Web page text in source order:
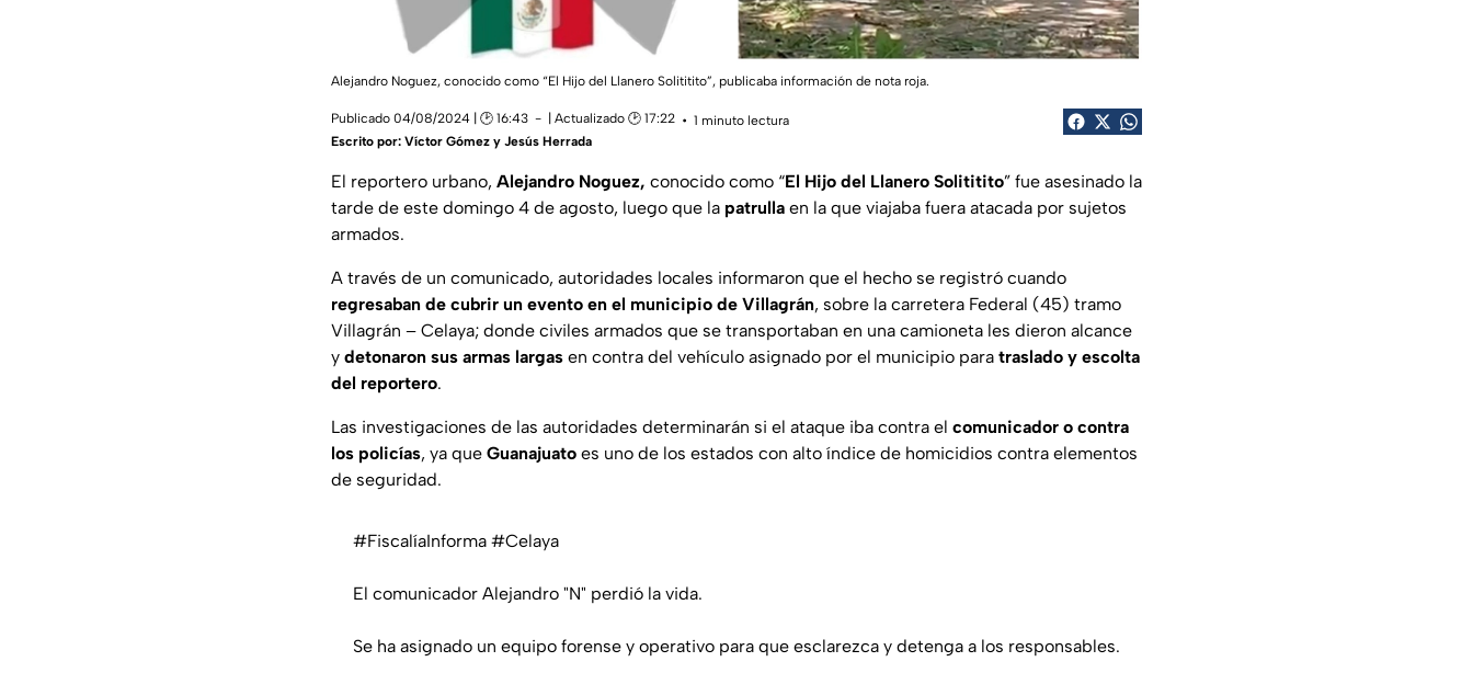
Alejandro Noguez, conocido como “El Hijo del Llanero Solititito”, publicaba información de nota roja.
Publicado 04/08/2024 | 🕑 16:43 | Actualizado 🕑 17:22
1 minuto lectura
Escrito por: Víctor Gómez y Jesús Herrada
El reportero urbano, Alejandro Noguez, conocido como “El Hijo del Llanero Solititito” fue asesinado la
tarde de este domingo 4 de agosto, luego que la patrulla en la que viajaba fuera atacada por sujetos
armados.
A través de un comunicado, autoridades locales informaron que el hecho se registró cuando
regresaban de cubrir un evento en el municipio de Villagrán, sobre la carretera Federal (45) tramo
Villagrán – Celaya; donde civiles armados que se transportaban en una camioneta les dieron alcance
y detonaron sus armas largas en contra del vehículo asignado por el municipio para traslado y escolta
del reportero.
Las investigaciones de las autoridades determinarán si el ataque iba contra el comunicador o contra
los policías, ya que Guanajuato es uno de los estados con alto índice de homicidios contra elementos
de seguridad.
#FiscalíaInforma #Celaya
El comunicador Alejandro "N" perdió la vida.
Se ha asignado un equipo forense y operativo para que esclarezca y detenga a los responsables.